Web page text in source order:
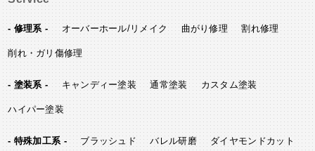
- 修理系 - オーバーホール/リメイク 曲がり修理 割れ修理
削れ・ガリ傷修理
- 塗装系 - キャンディー塗装 通常塗装 カスタム塗装
ハイパー塗装
- 特殊加工系 - ブラッシュド バレル研磨 ダイヤモンドカット